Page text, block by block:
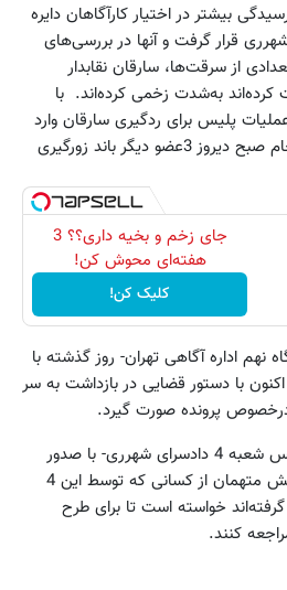
بیشتر در اختیار کارآگاهان دایره
قرار گرفت و آنها در بررسی‌های
از سرقت‌ها، سارقان نقابدار
کرده‌اند به‌شدت زخمی کرده‌اند. با
پلیس برای ردگیری سارقان وارد
مرحله جدی تری شد و سرانجام صبح دیروز 3عضو دیگر باند زورگیری
جای زخم و بخیه داری؟؟ 3
هفته‌ای محوش کن!
کلیک کن!
اداره آگاهی تهران- روز گذشته با
با دستور قضایی در بازداشت به سر
پرونده صورت گیرد.
همچنین بازپرس عباسی- رئیس شعبه 4 دادسرای شهرری- با صدور
دستور چاپ تصویر بدون پوشش متهمان از کسانی که توسط این 4
خواسته است تا برای طرح
کنند.